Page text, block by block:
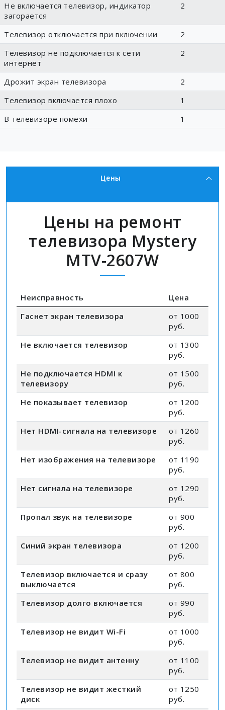
Не включается телевизор, индикатор
загорается
2
Телевизор отключается при включении
2
Телевизор не подключается к сети
интернет
2
Дрожит экран телевизора
2
Телевизор включается плохо
1
В телевизоре помехи
1
Цены
Цены на ремонт
телевизора Mystery
MTV-2607W
Неисправность
Цена
Гаснет экран телевизора
от 1000
руб.
Не включается телевизор
от 1300
руб.
Не подключается HDMI к
телевизору
от 1500
руб.
Не показывает телевизор
от 1200
руб.
Нет HDMI-сигнала на телевизоре
от 1260
руб.
Нет изображения на телевизоре
от 1190
руб.
Нет сигнала на телевизоре
от 1290
руб.
Пропал звук на телевизоре
от 900
руб.
Синий экран телевизора
от 1200
руб.
Телевизор включается и сразу
выключается
от 800
руб.
Телевизор долго включается
от 990
руб.
Телевизор не видит Wi-Fi
от 1000
руб.
Телевизор не видит антенну
от 1100
руб.
Телевизор не видит жесткий
диск
от 1250
руб.